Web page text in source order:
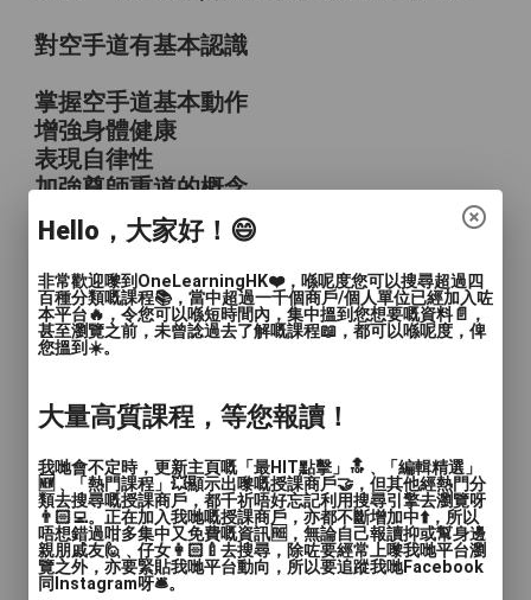
對空手道有基本認識
掌握空手道基本動作
增強身體健康
表現自律性
加強尊師重道的概念
無形效果
強化尊師重道之概念
增強自信心
透過考試及參賽,得到成功感
學員之潛質有機會被發掘
有形效果
學員的體適能有所改善
學員懂得自律,尊重他人
掌握空手道概念及基本動作之運用
Hello，大家好！😄
非常歡迎嚟到OneLearningHK❤️，喺呢度您可以搜尋超過四
百種分類嘅課程📚，當中超過一千個商戶/個人單位已經加入咗
本平台🔥，令您可以喺短時間內，集中搵到您想要嘅資料📄，
甚至瀏覽之前，未曾諗過去了解嘅課程📖，都可以喺呢度，俾
您搵到☀️。
大量高質課程，等您報讀！
我哋會不定時，更新主頁嘅「最HIT點擊」🔝﹑「編輯精選」
🆕﹑「熱門課程」💥顯示出嚟嘅授課商戶🤝，但其他經熱門分
類去搜尋嘅授課商戶，都千祈唔好忘記利用搜尋引擎去瀏覽呀
👨🏻‍💻。正在加入我哋嘅授課商戶，亦都不斷增加中⬆️，所以
唔想錯過咁多集中又免費嘅資訊🆓，無論自己報讀抑或幫身邊
親朋戚友🙋﹑仔女👩🏻‍🍼去搜尋，除咗要經常上嚟我哋平台瀏
覽之外，亦要緊貼我哋平台動向，所以要追蹤我哋Facebook
同Instagram呀🛎️。